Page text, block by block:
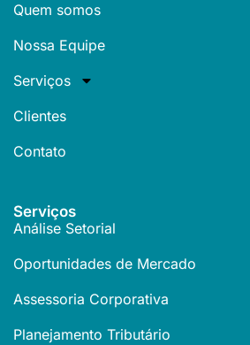
Quem somos
Nossa Equipe
Serviços
Clientes
Contato
Serviços
Análise Setorial
Oportunidades de Mercado
Assessoria Corporativa
Planejamento Tributário